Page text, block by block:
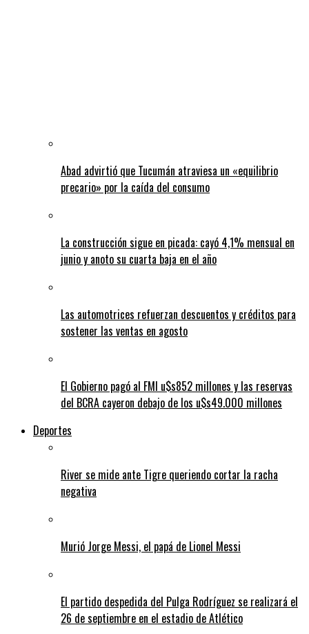
Abad advirtió que Tucumán atraviesa un «equilibrio
precario» por la caída del consumo
La construcción sigue en picada: cayó 4,1% mensual en
junio y anoto su cuarta baja en el año
Las automotrices refuerzan descuentos y créditos para
sostener las ventas en agosto
El Gobierno pagó al FMI u$s852 millones y las reservas
del BCRA cayeron debajo de los u$s49.000 millones
Deportes
River se mide ante Tigre queriendo cortar la racha
negativa
Murió Jorge Messi, el papá de Lionel Messi
El partido despedida del Pulga Rodríguez se realizará el
26 de septiembre en el estadio de Atlético